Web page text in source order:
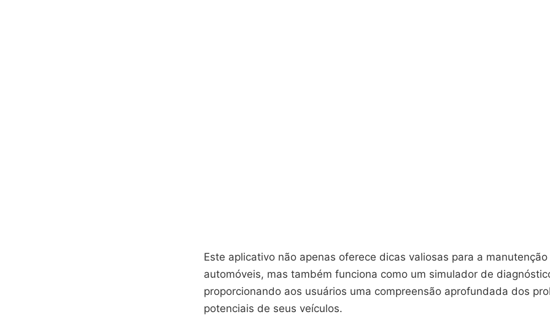
Este aplicativo não apenas oferece dicas valiosas para a manutenção
automóveis, mas também funciona como um simulador de
proporcionando aos usuários uma compreensão aprofundada dos
potenciais de seus veículos.